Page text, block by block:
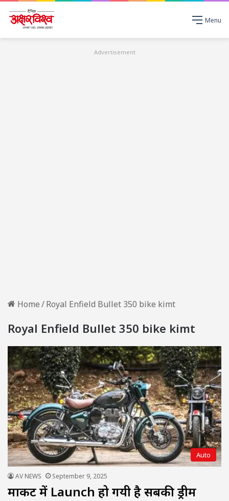
Menu
Advertisement
Home/Royal Enfield Bullet 350 bike kimt
Royal Enfield Bullet 350 bike kimt
Auto
AV NEWS September 9, 2025
मार्केट में Launch हो गयी है सबकी ड्रीम